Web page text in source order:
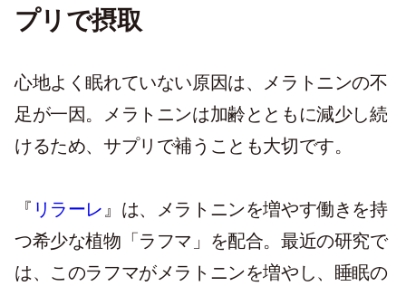
プリで摂取
心地よく眠れていない原因は、メラトニンの不
足が一因。メラトニンは加齢とともに減少し続
けるため、サプリで補うことも大切です。
『 リラーレ 』は、メラトニンを増やす働きを持
つ希少な植物「ラフマ」を配合。最近の研究で
は、このラフマがメラトニンを増やし、睡眠の